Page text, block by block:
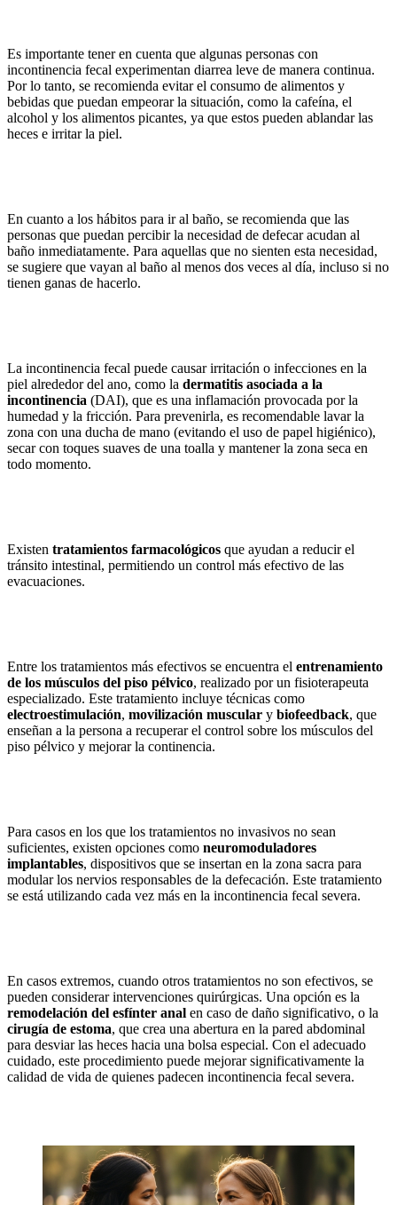
Es importante tener en cuenta que algunas personas con
incontinencia fecal experimentan diarrea leve de manera continua.
Por lo tanto, se recomienda evitar el consumo de alimentos y
bebidas que puedan empeorar la situación, como la cafeína, el
alcohol y los alimentos picantes, ya que estos pueden ablandar las
heces e irritar la piel.
En cuanto a los hábitos para ir al baño, se recomienda que las
personas que puedan percibir la necesidad de defecar acudan al
baño inmediatamente. Para aquellas que no sienten esta necesidad,
se sugiere que vayan al baño al menos dos veces al día, incluso si no
tienen ganas de hacerlo.
La incontinencia fecal puede causar irritación o infecciones en la
piel alrededor del ano, como la dermatitis asociada a la
incontinencia (DAI), que es una inflamación provocada por la
humedad y la fricción. Para prevenirla, es recomendable lavar la
zona con una ducha de mano (evitando el uso de papel higiénico),
secar con toques suaves de una toalla y mantener la zona seca en
todo momento.
Existen tratamientos farmacológicos que ayudan a reducir el
tránsito intestinal, permitiendo un control más efectivo de las
evacuaciones.
Entre los tratamientos más efectivos se encuentra el entrenamiento
de los músculos del piso pélvico, realizado por un fisioterapeuta
especializado. Este tratamiento incluye técnicas como
electroestimulación, movilización muscular y biofeedback, que
enseñan a la persona a recuperar el control sobre los músculos del
piso pélvico y mejorar la continencia.
Para casos en los que los tratamientos no invasivos no sean
suficientes, existen opciones como neuromoduladores
implantables, dispositivos que se insertan en la zona sacra para
modular los nervios responsables de la defecación. Este tratamiento
se está utilizando cada vez más en la incontinencia fecal severa.
En casos extremos, cuando otros tratamientos no son efectivos, se
pueden considerar intervenciones quirúrgicas. Una opción es la
remodelación del esfínter anal en caso de daño significativo, o la
cirugía de estoma, que crea una abertura en la pared abdominal
para desviar las heces hacia una bolsa especial. Con el adecuado
cuidado, este procedimiento puede mejorar significativamente la
calidad de vida de quienes padecen incontinencia fecal severa.